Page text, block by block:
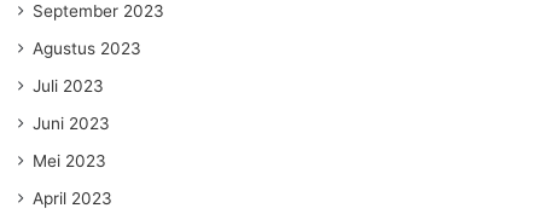
September 2023
Agustus 2023
Juli 2023
Juni 2023
Mei 2023
April 2023